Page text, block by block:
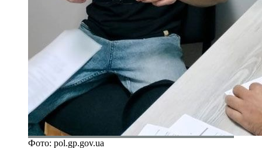
Фото: pol.gp.gov.ua